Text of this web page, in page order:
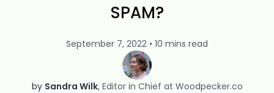
SPAM?
by Sandra Wilk Editor in Chief at Woodpecker.co
September 7, 2022 • 10 mins read